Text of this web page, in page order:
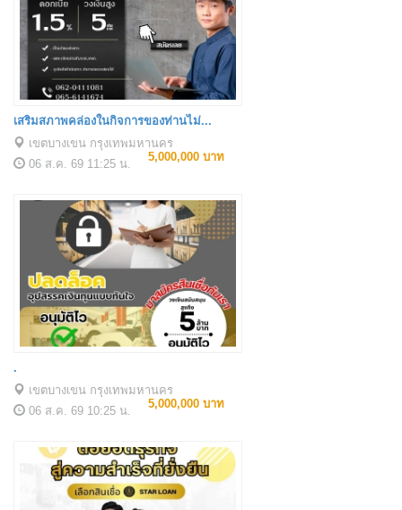
เสริมสภาพคล่องในกิจการของท่านไม่...
เขตบางเขน กรุงเทพมหานคร
06 ส.ค. 69 11:25 น.
5,000,000 บาท
.
เขตบางเขน กรุงเทพมหานคร
06 ส.ค. 69 10:25 น.
5,000,000 บาท